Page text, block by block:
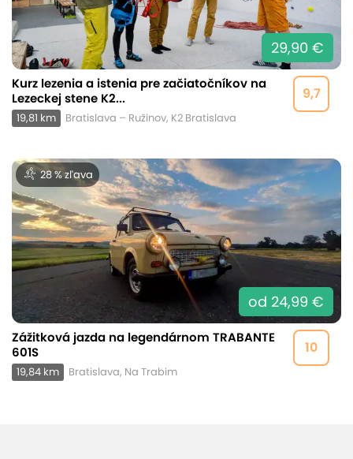
29,90 €
9,7
Kurz lezenia a istenia pre začiatočníkov na
Lezeckej stene K2...
19,81 km Bratislava – Ružinov, K2 Bratislava
28 % zľava
od 24,99 €
10
Zážitková jazda na legendárnom TRABANTE
601S
19,84 km Bratislava, Na Trabim